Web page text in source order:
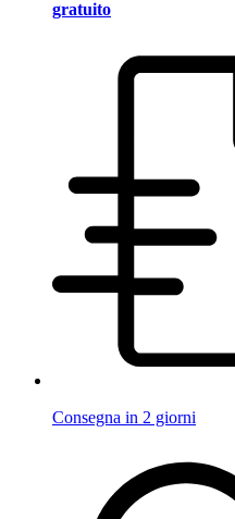
gratuito
Consegna in 2 giorni